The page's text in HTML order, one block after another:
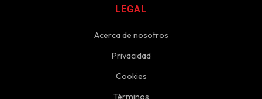
LEGAL
Acerca de nosotros
Privacidad
Cookies
Términos